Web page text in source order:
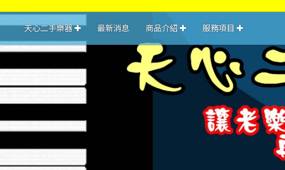
天心二手樂器 最新消息 商品介紹 服務項目